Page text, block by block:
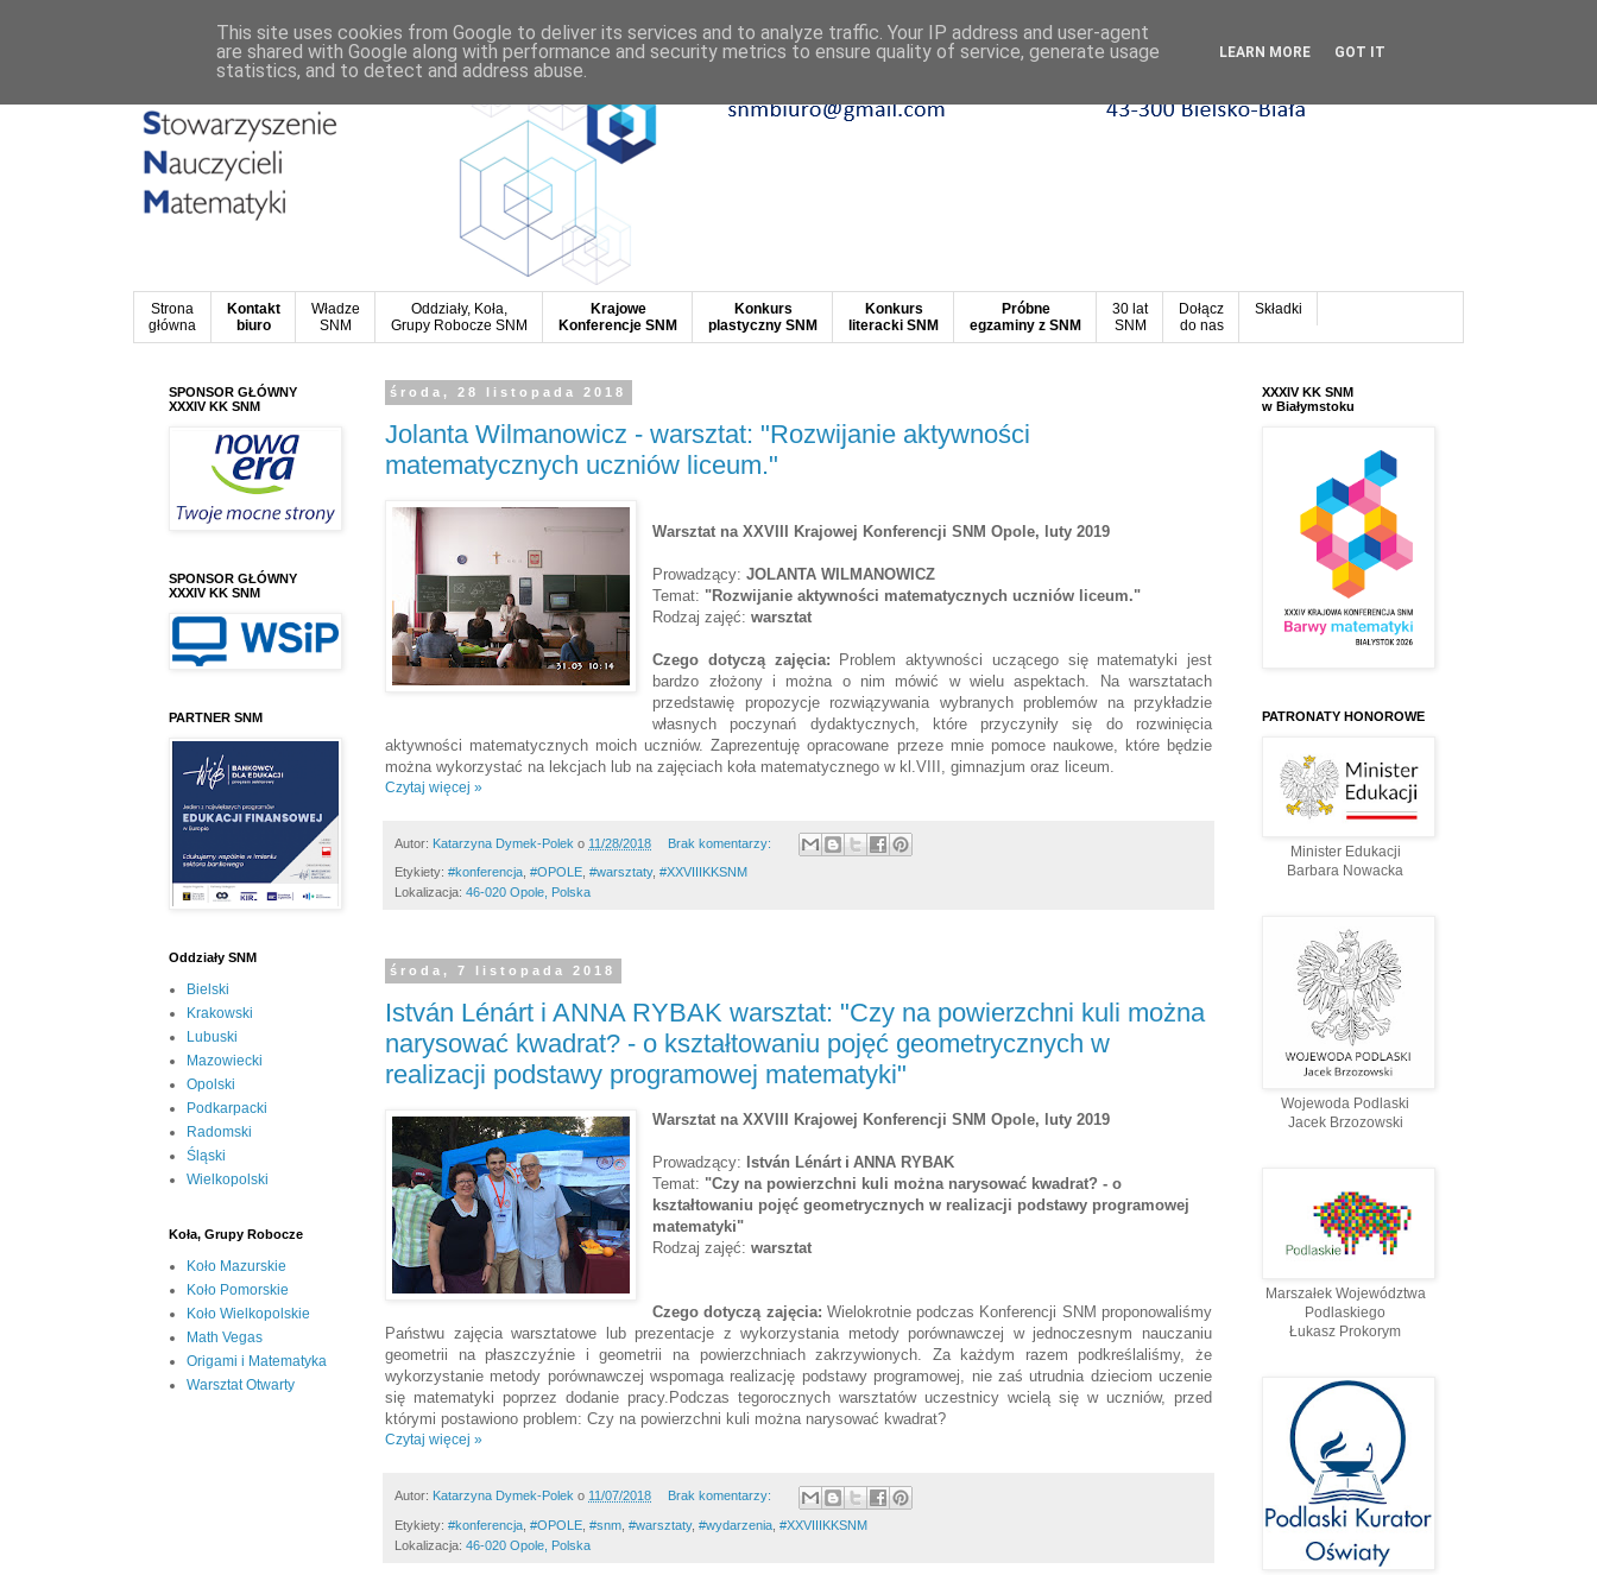
Strona
główna
Kontakt
biuro
Władze
SNM
Oddziały, Koła,
Grupy Robocze SNM
Krajowe
Konferencje SNM
Konkurs
plastyczny SNM
Konkurs
literacki SNM
Próbne
egzaminy z SNM
30 lat
SNM
Dołącz
do nas
Składki
środa, 28 listopada 2018
Jolanta Wilmanowicz - warsztat: "Rozwijanie aktywności
matematycznych uczniów liceum."
Warsztat na XXVIII Krajowej Konferencji SNM Opole, luty 2019
Prowadzący:JOLANTA WILMANOWICZ
Temat: "Rozwijanie aktywności matematycznych uczniów liceum."
Rodzaj zajęć:warsztat
Czego dotyczą zajęcia:
Problem aktywności uczącego się matematyki jest
bardzo złożony i można o nim mówić w wielu aspektach. Na warsztatach
przedstawię propozycje rozwiązywania wybranych problemów na przykładzie
własnych poczynań dydaktycznych, które przyczyniły się do rozwinięcia
aktywności matematycznych moich uczniów. Zaprezentuję opracowane przeze mnie pomoce naukowe, które będzie
można wykorzystać na lekcjach lub na zajęciach koła matematycznego w kl.VIII, gimnazjum oraz liceum.
Czytaj więcej »
Autor: Katarzyna Dymek-Polek o 11/28/2018 Brak komentarzy:
Etykiety: #konferencja, #OPOLE, #warsztaty, #XXVIIIKKSNM
Lokalizacja: 46-020 Opole, Polska
środa, 7 listopada 2018
István Lénárt i ANNA RYBAK warsztat: "Czy na powierzchni kuli można
narysować kwadrat? - o kształtowaniu pojęć geometrycznych w
realizacji podstawy programowej matematyki"
Warsztat na XXVIII Krajowej Konferencji SNM Opole, luty 2019
Prowadzący: István Lénárt i ANNA RYBAK
Temat: "Czy na powierzchni kuli można narysować kwadrat? - o
kształtowaniu pojęć geometrycznych w realizacji podstawy programowej
matematyki"
Rodzaj zajęć:warsztat
Czego dotyczą zajęcia: Wielokrotnie podczas Konferencji SNM proponowaliśmy
Państwu zajęcia warsztatowe lub prezentacje z wykorzystania metody porównawczej w jednoczesnym nauczaniu
geometrii na płaszczyźnie i geometrii na powierzchniach zakrzywionych. Za każdym razem podkreślaliśmy, że
wykorzystanie metody porównawczej wspomaga realizację podstawy programowej, nie zaś utrudnia dzieciom uczenie
się matematyki poprzez dodanie pracy.Podczas tegorocznych warsztatów uczestnicy wcielą się w uczniów, przed
którymi postawiono problem: Czy na powierzchni kuli można narysować kwadrat?
Czytaj więcej »
Autor: Katarzyna Dymek-Polek o 11/07/2018 Brak komentarzy:
Etykiety: #konferencja #OPOLE #snm #warsztaty, #wydarzenia #XXVIIIKKSNM
Lokalizacja: 46-020 Opole, Polska
SPONSOR GŁÓWNY
XXXIV KK SNM
SPONSOR GŁÓWNY
XXXIV KK SNM
PARTNER SNM
Oddziały SNM
Bielski
Krakowski
Lubuski
Mazowiecki
Opolski
Podkarpacki
Radomski
Śląski
Wielkopolski
Koła, Grupy Robocze
Koło Mazurskie
Koło Pomorskie
Koło Wielkopolskie
Math Vegas
Origami i Matematyka
Warsztat Otwarty
XXXIV KK SNM
w Białymstoku
PATRONATY HONOROWE
Minister Edukacji
Barbara Nowacka
Wojewoda Podlaski
Jacek Brzozowski
Marszałek Województwa
Podlaskiego
Łukasz Prokorym
This site uses cookies from Google to deliver its services and to analyze traffic. Your IP address and user-agent
are shared with Google along with performance and security metrics to ensure quality of service, generate usage
statistics, and to detect and address abuse.
LEARN MORE GOT IT